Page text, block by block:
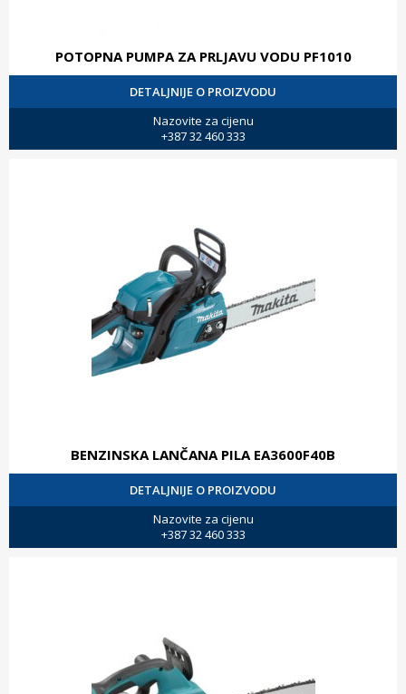
POTOPNA PUMPA ZA PRLJAVU VODU PF1010
DETALJNIJE O PROIZVODU
Nazovite za cijenu
+387 32 460 333
BENZINSKA LANČANA PILA EA3600F40B
DETALJNIJE O PROIZVODU
Nazovite za cijenu
+387 32 460 333